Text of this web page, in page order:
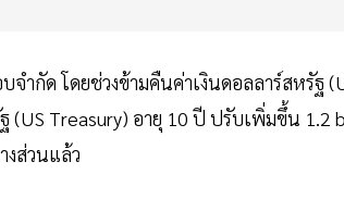
ำกัด โดยช่วงข้ามคืนค่าเงินดอลลาร์สหรัฐ
Treasury) อายุ 10 ปี ปรับเพิ่มขึ้น 1.2
งส่วนแล้ว